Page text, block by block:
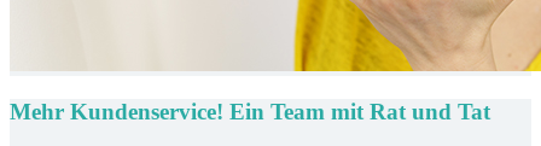
Mehr Kundenservice! Ein Team mit Rat und Tat